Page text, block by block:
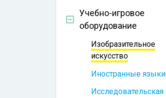
Учебно-игровое
оборудование
Изобразительное
искусство
Иностранные языки
Исследовательская